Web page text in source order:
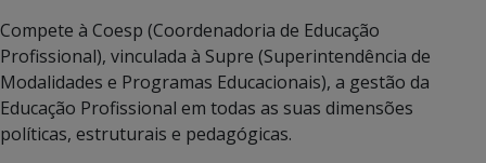
Compete à Coesp (Coordenadoria de Educação
Profissional), vinculada à Supre (Superintendência de
Modalidades e Programas Educacionais), a gestão da
Educação Profissional em todas as suas dimensões
políticas, estruturais e pedagógicas.